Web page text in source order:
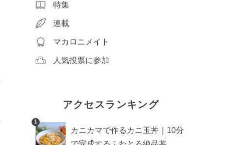
特集
連載
マカロニメイト
人気投票に参加
アクセスランキング
1
カニカマで作るカニ玉丼｜10分